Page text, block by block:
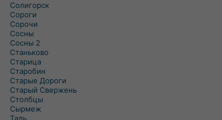
Солигорск
Сороги
Сорочи
Сосны
Сосны 2
Станьково
Старица
Старобин
Старые Дороги
Старый Свержень
Столбцы
Сырмеж